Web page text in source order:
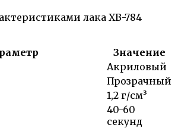
лака ХВ-784
Значение
Акриловый
Прозрачный
1,2 г/см³
40-60
секунд